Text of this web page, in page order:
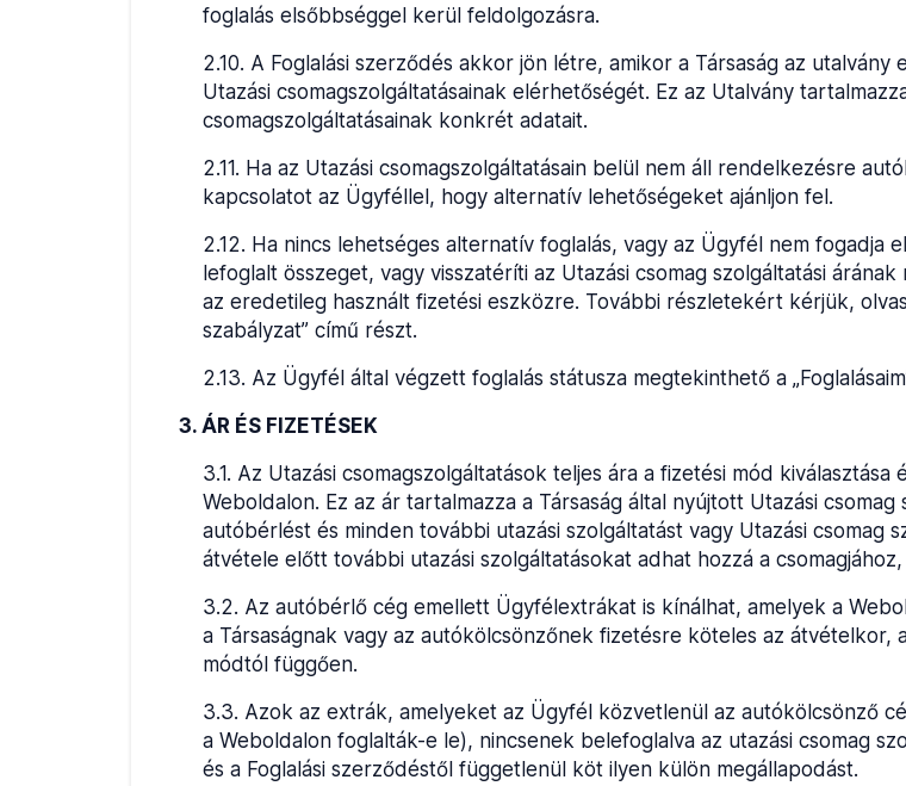
foglalás elsőbbséggel kerül feldolgozásra.
2.10. A Foglalási szerződés akkor jön létre, amikor a Társaság az
Utazási csomagszolgáltatásainak elérhetőségét. Ez az Utalvány
csomagszolgáltatásainak konkrét adatait.
2.11. Ha az Utazási csomagszolgáltatásain belül nem áll rendelkezésre
kapcsolatot az Ügyféllel, hogy alternatív lehetőségeket ajánljon fel.
2.12. Ha nincs lehetséges alternatív foglalás, vagy az Ügyfél nem fogadja
lefoglalt összeget, vagy visszatéríti az Utazási csomag szolgáltatási
az eredetileg használt fizetési eszközre. További részletekért kérjük,
szabályzat” című részt.
2.13. Az Ügyfél által végzett foglalás státusza megtekinthető a
3. ÁR ÉS FIZETÉSEK
3.1. Az Utazási csomagszolgáltatások teljes ára a fizetési mód
Weboldalon. Ez az ár tartalmazza a Társaság által nyújtott Utazási
autóbérlést és minden további utazási szolgáltatást vagy Utazási csomag
átvétele előtt további utazási szolgáltatásokat adhat hozzá a
3.2. Az autóbérlő cég emellett Ügyfélextrákat is kínálhat, amelyek a
a Társaságnak vagy az autókölcsönzőnek fizetésre köteles az
módtól függően.
3.3. Azok az extrák, amelyeket az Ügyfél közvetlenül az autókölcsönző
a Weboldalon foglalták-e le), nincsenek belefoglalva az utazási csomag
és a Foglalási szerződéstől függetlenül köt ilyen külön megállapodást.